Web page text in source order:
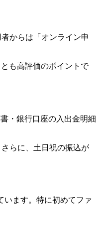
からは「オンライン申
も高評価のポイントで
・銀行口座の入出金明細
らに、土日祝の振込が
います。特に初めてファ